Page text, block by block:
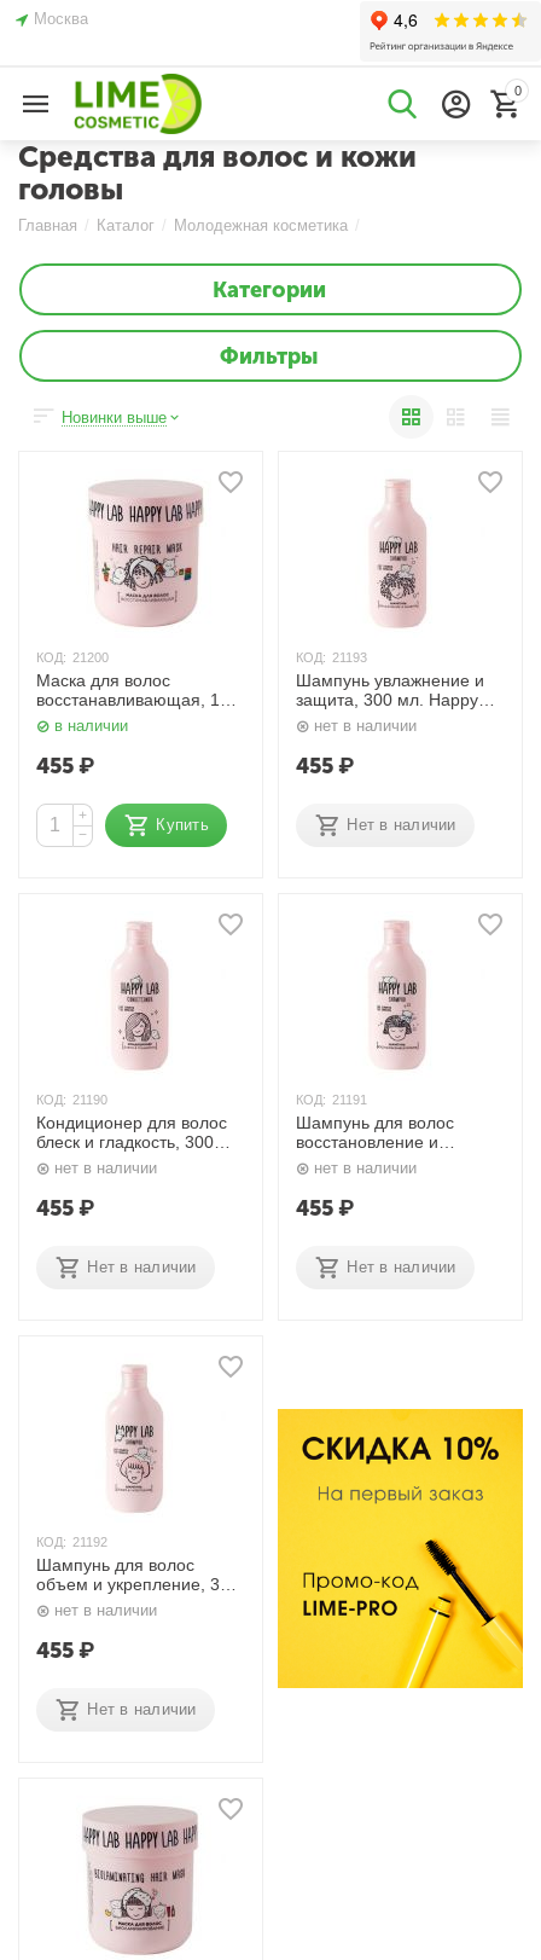
Москва
0
Средства для волос и кожи
головы
Главная / Каталог / Молодежная косметика /
Категории
Фильтры
Новинки выше
КОД: 21200
Маска для волос
восстанавливающая, 180
гр. Happy Lab
в наличии
455₽
+
−
Купить
КОД: 21193
Шампунь увлажнение и
защита, 300 мл. Happy
Labнет в наличии
455₽
Нет в наличии
КОД: 21190
Кондиционер для волос
блеск и гладкость, 300
мл. Happy Lab
нет в наличии
455₽
Нет в наличии
КОД: 21191
Шампунь для волос
восстановление и
питание, 300 мл. Happy
Lab
нет в наличии
455₽
Нет в наличии
КОД: 21192
Шампунь для волос
объем и укрепление, 300
мл. Happy Lab
нет в наличии
455₽
Нет в наличии